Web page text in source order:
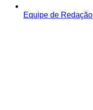
Equipe de Redação